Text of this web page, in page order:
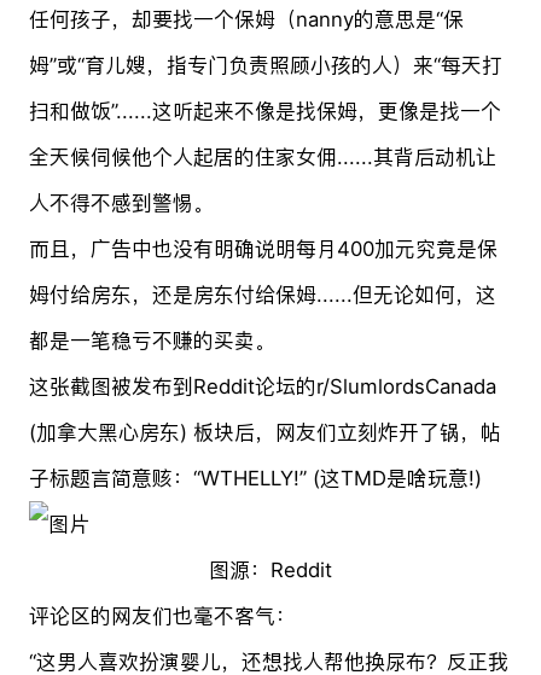
任何孩子，却要找一个保姆（nanny的意思是“保
姆”或“育儿嫂，指专门负责照顾小孩的人）来“每天打
扫和做饭”......这听起来不像是找保姆，更像是找一个
全天候伺候他个人起居的住家女佣......其背后动机让
人不得不感到警惕。
而且，广告中也没有明确说明每月400加元究竟是保
姆付给房东，还是房东付给保姆......但无论如何，这
都是一笔稳亏不赚的买卖。
这张截图被发布到Reddit论坛的r/SlumlordsCanada
(加拿大黑心房东) 板块后，网友们立刻炸开了锅，帖
子标题言简意赅：“WTHELLY!” (这TMD是啥玩意!)
图源：Reddit
评论区的网友们也毫不客气：
“这男人喜欢扮演婴儿，还想找人帮他换尿布？反正我